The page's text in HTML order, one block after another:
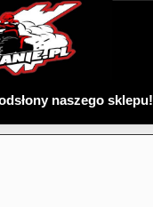
naszego sklepu!